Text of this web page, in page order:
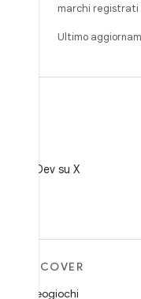
marchi registrati
Ultimo
su X
DISCOVER
Videogiochi